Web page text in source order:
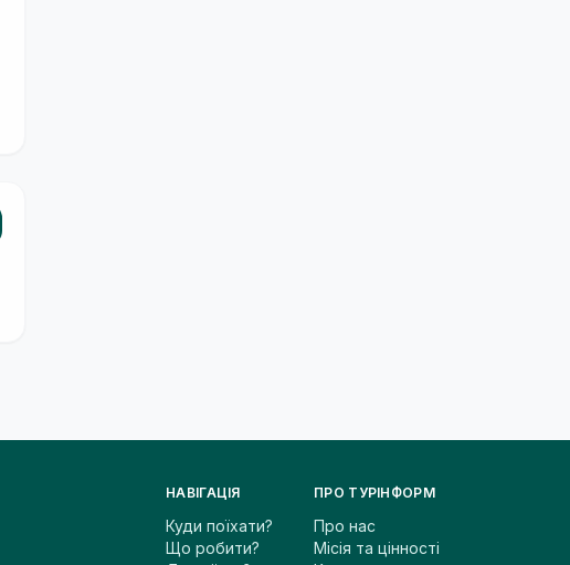
НАВІГАЦІЯ
Куди поїхати?
Що робити?
ПРО ТУРІНФОРМ
Про нас
Місія та цінності